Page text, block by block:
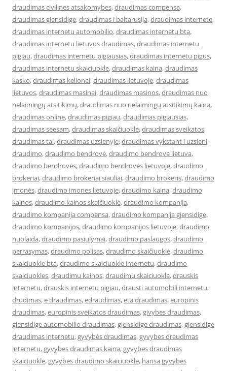
draudimas civilines atsakomybes,draudimas compensa,
draudimas gjensidige,draudimas i baltarusija,draudimas internete,
draudimas internetu automobilio,draudimas internetu bta,
draudimas internetu lietuvos draudimas,draudimas internetu
pigiau,draudimas internetu pigiausias,draudimas internetu pigus,
draudimas internetu skaiciuokle,draudimas kaina,draudimas
kasko,draudimas kelionei,draudimas lietuvoje,draudimas
lietuvos,draudimas masinai,draudimas masinos,draudimas nuo
nelaimingų atsitikimų,draudimas nuo nelaimingų atsitikimų kaina,
draudimas online,draudimas pigiau,draudimas pigiausias,
draudimas seesam,draudimas skaičiuoklė,draudimas sveikatos,
draudimas tai,draudimas uzsienyje,draudimas vykstant i uzsieni,
draudimo,draudimo bendrovė,draudimo bendrove lietuva,
draudimo bendrovės,draudimo bendrovės lietuvoje,draudimo
brokeriai,draudimo brokeriai siauliai,draudimo brokeris,draudimo
įmonės,draudimo imones lietuvoje,draudimo kaina,draudimo
kainos,draudimo kainos skaičiuoklė,draudimo kompanija,
draudimo kompanija compensa,draudimo kompanija gjensidige,
draudimo kompanijos,draudimo kompanijos lietuvoje,draudimo
nuolaida,draudimo pasiulymai,draudimo paslaugos,draudimo
perrasymas,draudimo polisas,draudimo skaičiuoklė,draudimo
skaiciuokle bta,draudimo skaiciuokle internetu,draudimo
skaiciuokles,draudimu kainos,draudimu skaiciuokle,drauskis
internetu,drauskis internetu pigiau,drausti automobili internetu,
drudimas,e draudimas,edraudimas,eta draudimas,europinis
draudimas,europinis sveikatos draudimas,givybes draudimas,
gjensidige automobilio draudimas,gjensidige draudimas,gjensidige
draudimas internetu,gyvybės draudimas,gyvybes draudimas
internetu,gyvybes draudimas kaina,gyvybes draudimas
skaiciuokle,gyvybes draudimo skaiciuokle, hansa gyvybės